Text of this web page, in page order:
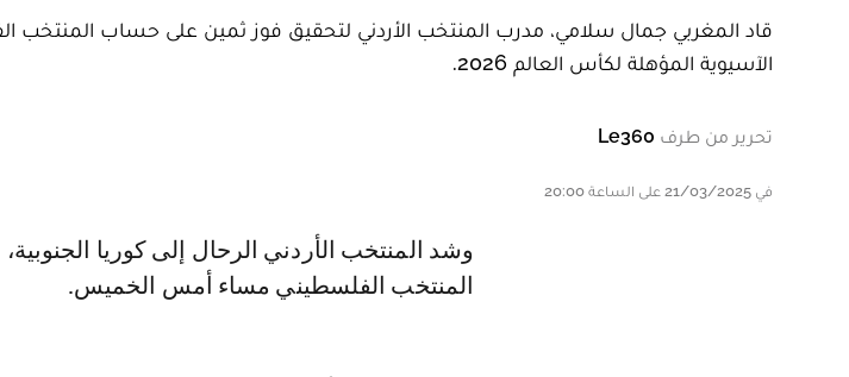
الآسيوية المؤهلة لكأس العالم 2026.
تحرير من طرف Le360
في 21/03/2025 على الساعة 20:00
وشد المنتخب الأردني الرحال إلى كوريا الجنوبية، مباشرة بعد انتهاء مواجهة
المنتخب الفلسطيني مساء أمس الخميس.